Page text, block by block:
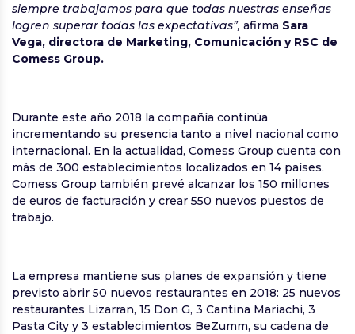
siempre trabajamos para que todas nuestras enseñas
logren superar todas las expectativas”, afirma Sara
Vega, directora de Marketing, Comunicación y RSC de
Comess Group.
Durante este año 2018 la compañía continúa
incrementando su presencia tanto a nivel nacional como
internacional. En la actualidad, Comess Group cuenta con
más de 300 establecimientos localizados en 14 países.
Comess Group también prevé alcanzar los 150 millones
de euros de facturación y crear 550 nuevos puestos de
trabajo.
La empresa mantiene sus planes de expansión y tiene
previsto abrir 50 nuevos restaurantes en 2018: 25 nuevos
restaurantes Lizarran, 15 Don G, 3 Cantina Mariachi, 3
Pasta City y 3 establecimientos BeZumm, su cadena de